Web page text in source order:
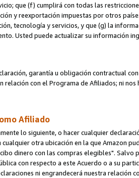
que (f) cumplirá con todas las
y reexportación impuestas por otros
tecnología y servicios, y que (g) la
Usted puede actualizar su información
garantía u obligación contractual
relación con el Programa de Afiliados; ni
Afiliado
lo siguiente, o hacer cualquier
cualquier otra ubicación en la que Amazon
dinero con las compras elegibles". Salvo
con respecto a este Acuerdo o a su
ni engrandecerá nuestra relación